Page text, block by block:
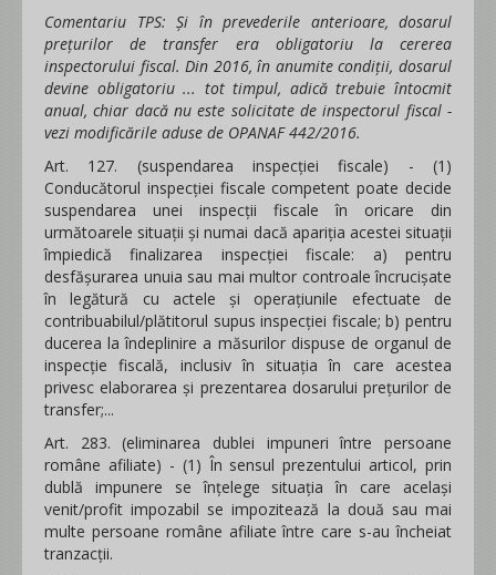
Comentariu TPS: Și în prevederile anterioare, dosarul
prețurilor de transfer era obligatoriu la cererea
inspectorului fiscal. Din 2016, în anumite condiții, dosarul
devine obligatoriu ... tot timpul, adică trebuie întocmit
anual, chiar dacă nu este solicitate de inspectorul fiscal -
vezi modificările aduse de OPANAF 442/2016.
Art. 127. (suspendarea inspecției fiscale) - (1)
Conducătorul inspecţiei fiscale competent poate decide
suspendarea unei inspecţii fiscale în oricare din
următoarele situaţii şi numai dacă apariția acestei situații
împiedică finalizarea inspecției fiscale: a) pentru
desfăşurarea unuia sau mai multor controale încrucişate
în legătură cu actele şi operaţiunile efectuate de
contribuabilul/plătitorul supus inspecţiei fiscale; b) pentru
ducerea la îndeplinire a măsurilor dispuse de organul de
inspecţie fiscală, inclusiv în situaţia în care acestea
privesc elaborarea şi prezentarea dosarului preţurilor de
transfer;...
Art. 283. (eliminarea dublei impuneri între persoane
române afiliate) - (1) În sensul prezentului articol, prin
dublă impunere se înţelege situaţia în care acelaşi
venit/profit impozabil se impozitează la două sau mai
multe persoane române afiliate între care s-au încheiat
tranzacţii.